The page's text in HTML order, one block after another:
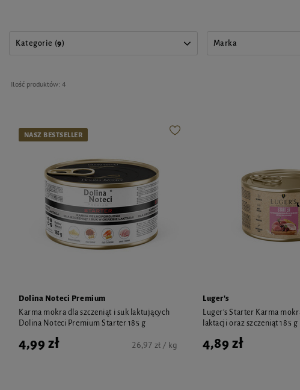
Kategorie (9) Marka
Ilość produktów: 4
NASZ BESTSELLER
Dolina Noteci Premium
Karma mokra dla szczeniąt i suk laktujących
Dolina Noteci Premium Starter 185 g
4,99 zł 26,97 zł / kg
Luger's
Luger's Starter Karma
laktacji oraz szczeniąt 185 g
4,89 zł